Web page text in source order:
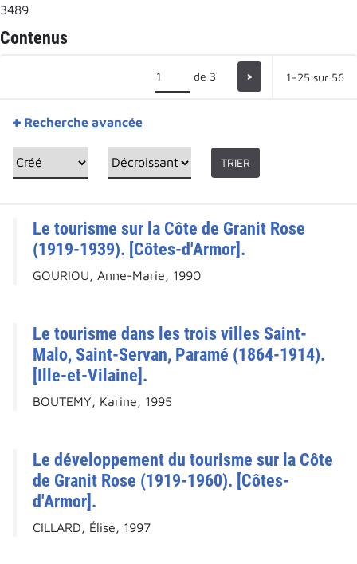
3489
Contenus
de 3 > 1–25 sur 56
Recherche avancée
TRIER
Le tourisme sur la Côte de Granit Rose
(1919-1939). [Côtes-d'Armor].
GOURIOU, Anne-Marie, 1990
Le tourisme dans les trois villes Saint-
Malo, Saint-Servan, Paramé (1864-1914).
[Ille-et-Vilaine].
BOUTEMY, Karine, 1995
Le développement du tourisme sur la Côte
de Granit Rose (1919-1960). [Côtes-
d'Armor].
CILLARD, Élise, 1997